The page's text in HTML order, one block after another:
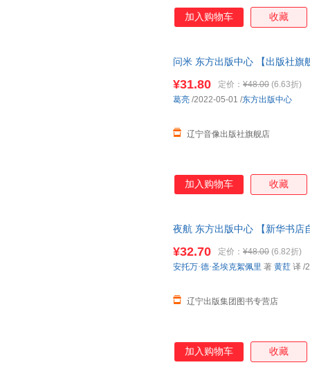
加入购物车 收藏
问米 东方出版中心 【出版社旗
¥31.80 定价： ¥48.00 (6.63折)
辽宁音像出版社旗舰店
葛亮 /2022-05-01 /东方出版中心
加入购物车 收藏
夜航 东方出版中心 【新华书店
¥32.70 定价： ¥48.00 (6.82折)
辽宁出版集团图书专营店
安托万·德·圣埃克絮佩里 著 黄荭 译 /
加入购物车 收藏